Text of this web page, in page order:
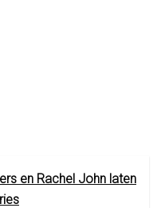
en Rachel John laten